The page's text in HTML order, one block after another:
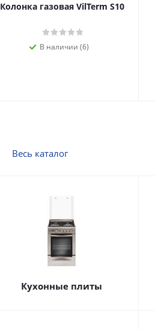
Колонка газовая VilTerm S10
В наличии (6)
Весь каталог
Кухонные плиты